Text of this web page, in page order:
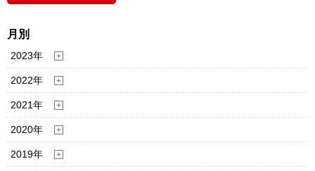
月別
2023年
2022年
2021年
2020年
2019年